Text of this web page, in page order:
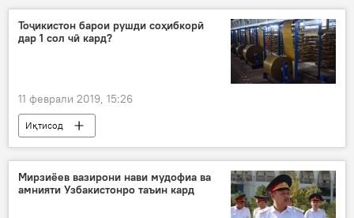
Тоҷикистон барои рушди соҳибкорӣ
дар 1 сол чӣ кард?
11 феврали 2019, 15:26
Иқтисод
Мирзиёев вазирони нави мудофиа ва
амнияти Узбакистонро таъин кард